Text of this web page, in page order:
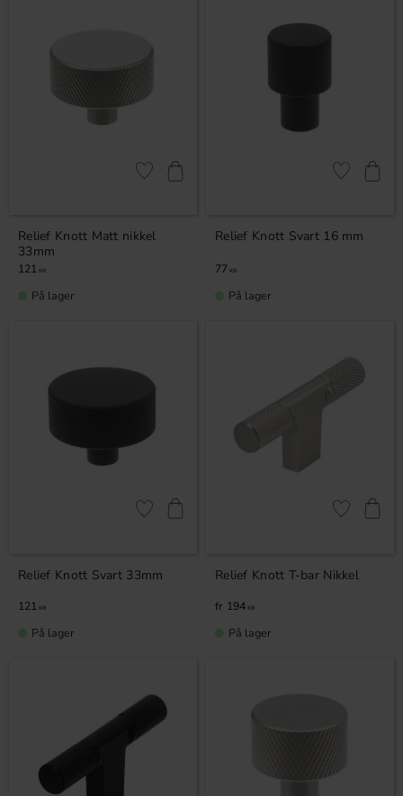
Relief Knott Matt nikkel
33mm
121 KR
Lagre som favoritt
På lager
Relief Knott Svart 16 mm
77 KR
Lagre som
På lager
Relief Knott Svart 33mm
121 KR
Lagre som favoritt
På lager
Relief Knott T-bar Nikkel
194 KR
Lagre som
På lager